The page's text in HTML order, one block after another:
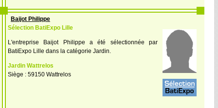
Baijot Philippe
Sélection BatiExpo Lille
L'entreprise Baijot Philippe a été sélectionnée par
BatiExpo Lille dans la catégorie Jardin.
Jardin Wattrelos
Siège : 59150 Wattrelos